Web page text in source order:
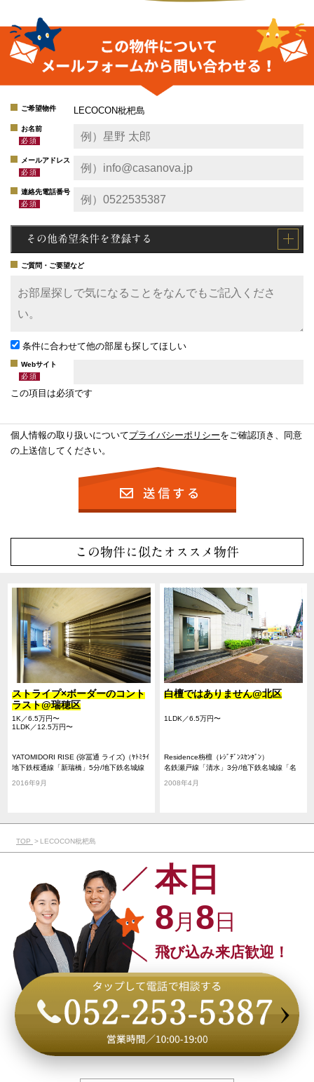
ご希望物件 LECOCON枇杷島
お名前
メールアドレス
連絡先電話番号
その他希望条件を登録する
ご質問・ご要望など
条件に合わせて他の部屋も探してほしい
Webサイト
この項目は必須です
個人情報の取り扱いについてプライバシーポリシーをご確認頂き、同意
の上送信してください。
この物件に似たオススメ物件
ストライプ×ボーダーのコント
ラスト@瑞穂区
1K／6.5万円〜
1LDK／12.5万円〜
YATOMIDORI RISE (弥冨通 ライズ)（ﾔﾄﾐﾗｲ
ｽﾞﾄﾞｵﾘ ﾗｲｽﾞ）
地下鉄桜通線「新瑞橋」5分/地下鉄名城線
東」13分
2016年9月
白檀ではありません@北区
1LDK／6.5万円〜
Residence栴檀（ﾚｼﾞﾃﾞﾝｽｾﾝﾀﾞﾝ）
名鉄瀬戸線「清水」3分/地下鉄名城線「名
2008年4月
TOP LECOCON枇杷島
本日
8 月 8 日
飛び込み来店歓迎！